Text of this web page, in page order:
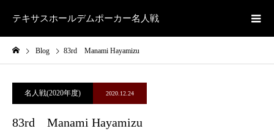
テキサスホールデムポーカー名人戦
Blog 83rd Manami Hayamizu
名人戦(2020年度) 2020.12.24
83rd Manami Hayamizu